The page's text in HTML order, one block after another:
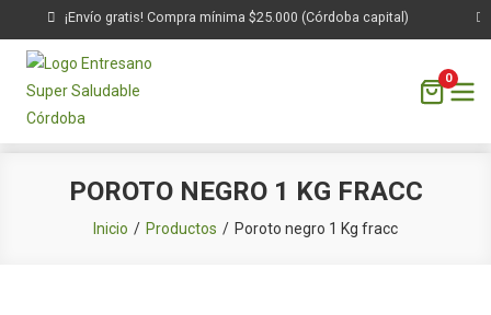
¡Envío gratis! Compra mínima $25.000 (Córdoba capital)
0
POROTO NEGRO 1 KG FRACC
Inicio Productos Poroto negro 1 Kg fracc